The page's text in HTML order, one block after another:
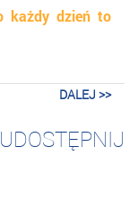
każdy dzień to
DALEJ >>
UDOSTĘPNIJ